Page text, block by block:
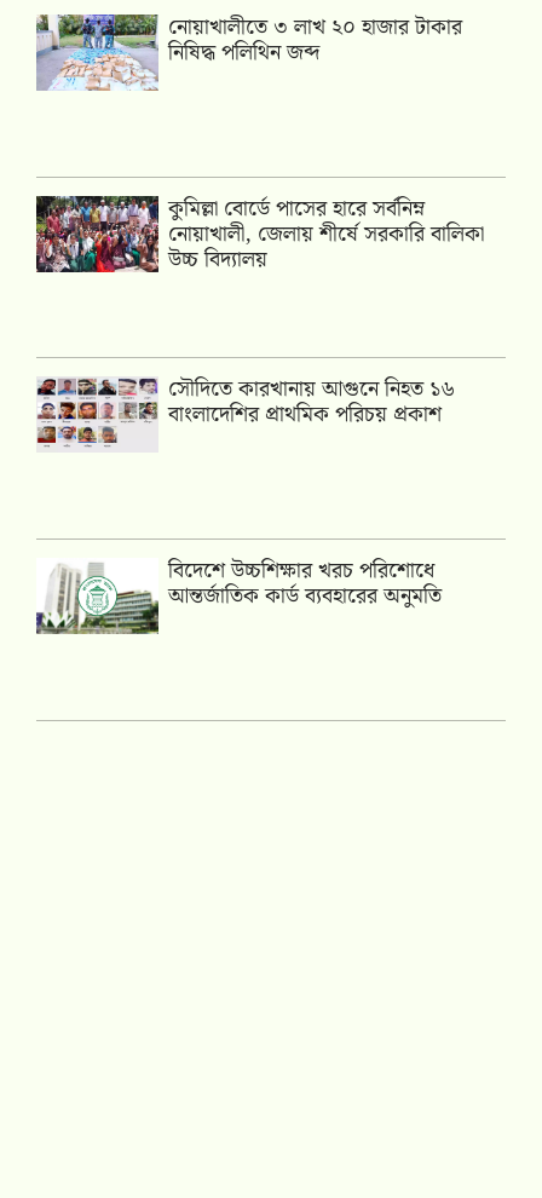
নোয়াখালীতে ৩ লাখ ২০ হাজার টাকার
নিষিদ্ধ পলিথিন জব্দ
কুমিল্লা বোর্ডে পাসের হারে সর্বনিম্ন
নোয়াখালী, জেলায় শীর্ষে সরকারি বালিকা
উচ্চ বিদ্যালয়
সৌদিতে কারখানায় আগুনে নিহত ১৬
বাংলাদেশির প্রাথমিক পরিচয় প্রকাশ
বিদেশে উচ্চশিক্ষার খরচ পরিশোধে
আন্তর্জাতিক কার্ড ব্যবহারের অনুমতি